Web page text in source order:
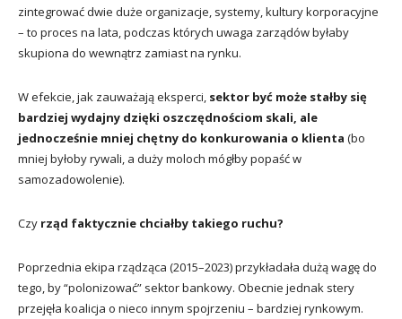
zintegrować dwie duże organizacje, systemy, kultury korporacyjne
– to proces na lata, podczas których uwaga zarządów byłaby
skupiona do wewnątrz zamiast na rynku.
W efekcie, jak zauważają eksperci, sektor być może stałby się
bardziej wydajny dzięki oszczędnościom skali, ale
jednocześnie mniej chętny do konkurowania o klienta (bo
mniej byłoby rywali, a duży moloch mógłby popaść w
samozadowolenie).
Czy rząd faktycznie chciałby takiego ruchu?
Poprzednia ekipa rządząca (2015–2023) przykładała dużą wagę do
tego, by “polonizować” sektor bankowy. Obecnie jednak stery
przejęła koalicja o nieco innym spojrzeniu – bardziej rynkowym.